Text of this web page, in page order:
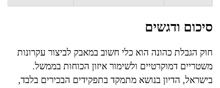
סיכום ודגשים
חוק הגבלת כהונה הוא כלי חשוב במאבק לביצור עקרונות
משטריים דמוקרטיים ולשימור איזון הכוחות בממשל.
בישראל, הדיון בנושא מתמקד בתפקידים הבכירים בלבד,